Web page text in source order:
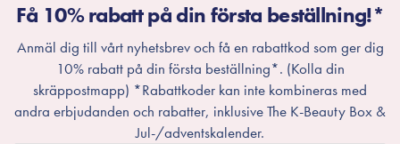
Få 10% rabatt på din första beställning!*
Anmäl dig till vårt nyhetsbrev och få en rabattkod som ger dig
10% rabatt på din första beställning*. (Kolla din
skräppostmapp) *Rabattkoder kan inte kombineras med
andra erbjudanden och rabatter, inklusive The K-Beauty Box &
Jul-/adventskalender.